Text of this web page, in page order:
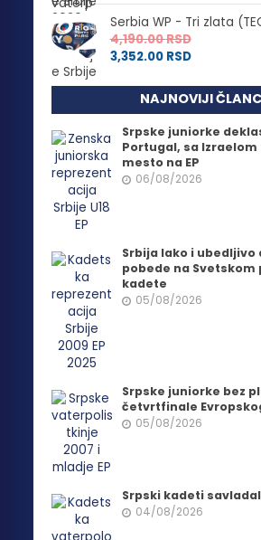
Serbia WP - Tri zlata
4,190.00RSD
3,352.00 RSD
NAJNOVIJI
Srpske juniorke
Portugal, sa Izraelom
mesto na EP
06/08/2026
Srbija lako i ubedljivo
pobede na Svetskom
kadete
05/08/2026
Srpske juniorke bez
četvrtfinale
05/08/2026
Srpski kadeti
04/08/2026